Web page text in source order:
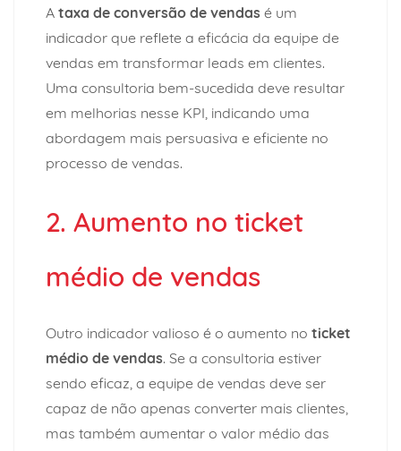
A taxa de conversão de vendas é um
indicador que reflete a eficácia da equipe de
vendas em transformar leads em clientes.
Uma consultoria bem-sucedida deve resultar
em melhorias nesse KPI, indicando uma
abordagem mais persuasiva e eficiente no
processo de vendas.
2. Aumento no ticket
médio de vendas
Outro indicador valioso é o aumento no ticket
médio de vendas. Se a consultoria estiver
sendo eficaz, a equipe de vendas deve ser
capaz de não apenas converter mais clientes,
mas também aumentar o valor médio das